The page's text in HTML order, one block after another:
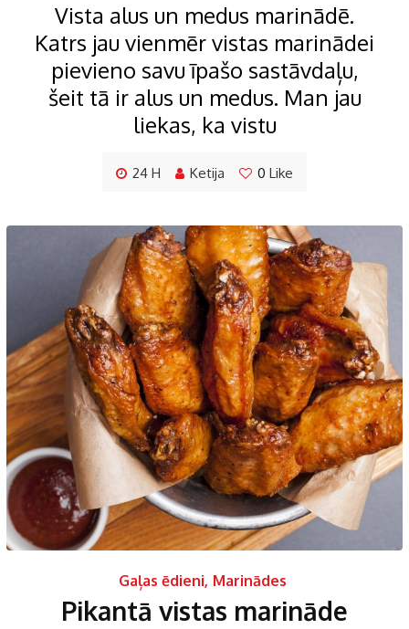
Vista alus un medus marinādē.
Katrs jau vienmēr vistas marinādei
pievieno savu īpašo sastāvdaļu,
šeit tā ir alus un medus. Man jau
liekas, ka vistu
24 H Ketija 0 Like
Gaļas ēdieni, Marinādes
Pikantā vistas marināde